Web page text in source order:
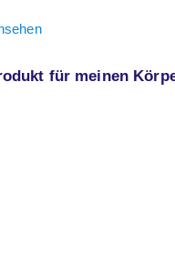
für meinen